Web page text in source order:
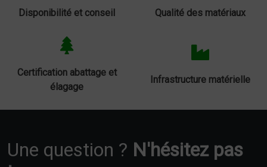
Disponibilité et conseil Qualité des matériaux
Certification abattage et
élagage
Infrastructure matérielle
Une question ? N'hésitez pas